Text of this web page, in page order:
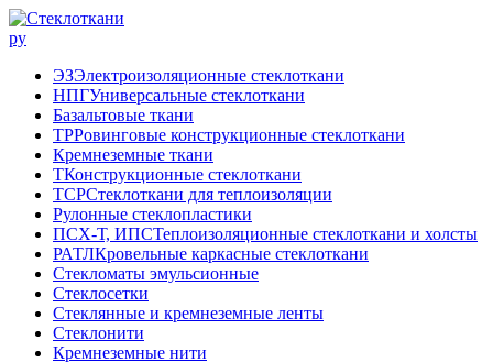
ЭЗЭлектроизоляционные стеклоткани
НПГУниверсальные стеклоткани
Базальтовые ткани
ТРРовинговые конструкционные стеклоткани
Кремнеземные ткани
ТКонструкционные стеклоткани
ТСРСтеклоткани для теплоизоляции
Рулонные стеклопластики
ПСХ-Т, ИПСТеплоизоляционные стеклоткани и холсты
РАТЛКровельные каркасные стеклоткани
Стекломаты эмульсионные
Стеклосетки
Стеклянные и кремнеземные ленты
Стеклонити
Кремнеземные нити